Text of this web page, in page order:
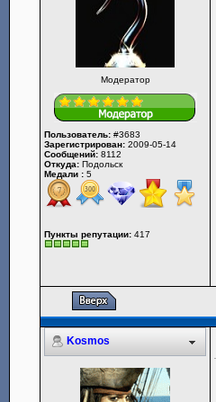
Модератор
Пользователь: #3683
Зарегистрирован: 2009-05-14
Сообщений: 8112
Откуда: Подольск
Медали : 5
Пункты репутации: 417
Kosmos